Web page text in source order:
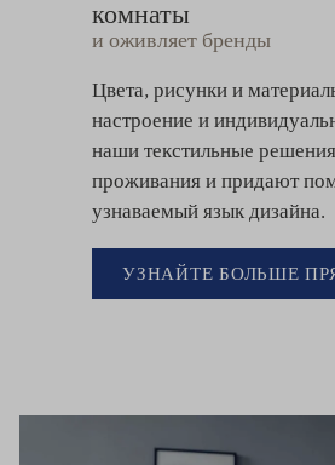
комнаты
и оживляет бренды
Цвета, рисунки и
настроение и
наши текстильные
проживания и придают
узнаваемый язык дизайна.
УЗНАЙТЕ БОЛЬШЕ